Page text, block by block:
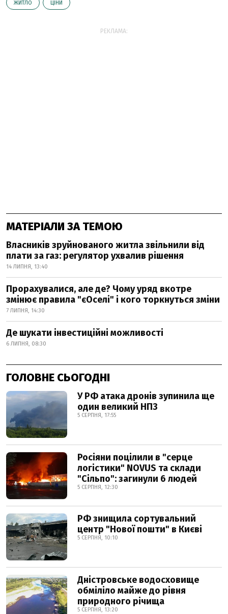
ЖИТЛО ЦІНИ
РЕКЛАМА:
МАТЕРІАЛИ ЗА ТЕМОЮ
Власників зруйнованого житла звільнили від
плати за газ: регулятор ухвалив рішення
14 ЛИПНЯ, 13:40
Прорахувалися, але де? Чому уряд вкотре
змінює правила "єОселі" і кого торкнуться зміни
7 ЛИПНЯ, 14:30
Де шукати інвестиційні можливості
6 ЛИПНЯ, 08:30
ГОЛОВНЕ СЬОГОДНІ
У РФ атака дронів зупинила ще
один великий НПЗ
5 СЕРПНЯ, 17:55
Росіяни поцілили в "серце
логістики" NOVUS та склади
"Сільпо": загинули 6 людей
5 СЕРПНЯ, 12:30
РФ знищила сортувальний
центр "Нової пошти" в Києві
5 СЕРПНЯ, 10:10
Дністровське водосховище
обміліло майже до рівня
природного річища
5 СЕРПНЯ, 13:20